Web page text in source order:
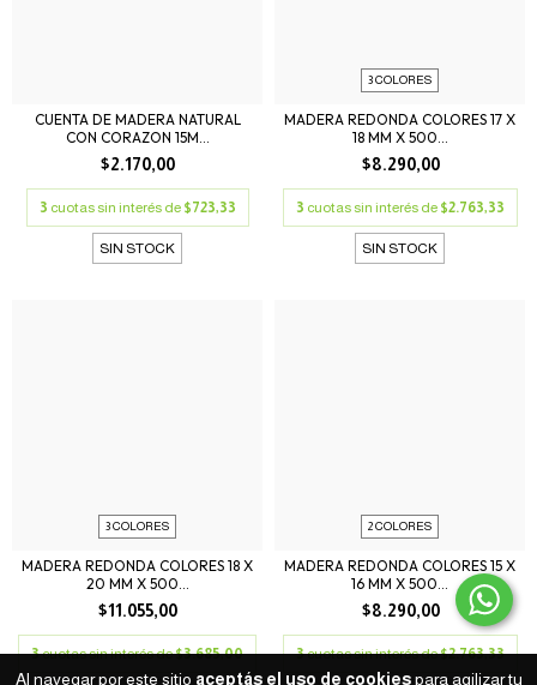
Al navegar por este sitio aceptás el uso de cookiespara agilizar tu
CUENTA DE MADERA NATURAL
CON CORAZON 15M...
$2.170,00
3 cuotas sin interés de $723,33
SIN STOCK
3 COLORES
MADERA REDONDA COLORES 17 X
18 MM X 500...
$8.290,00
3 cuotas sin interés de $2.763,33
SIN STOCK
3 COLORES
MADERA REDONDA COLORES 18 X
20 MM X 500...
$11.055,00
3cuotas sin interés de$3.685,00
2 COLORES
MADERA REDONDA COLORES 15 X
16 MM X 500...
$8.290,00
3cuotas sin interés de$2.763,33